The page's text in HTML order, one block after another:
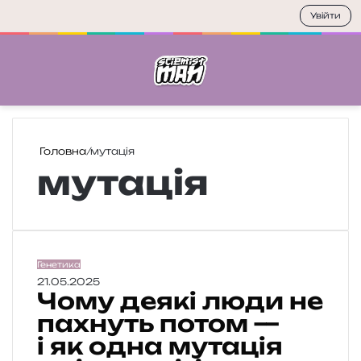
Головна/мутація
мутація
Ч
о
м
д
Генетика
21.05.2025
Чому деякі люди не
пахнуть потом —
і як одна мутація
Увійти